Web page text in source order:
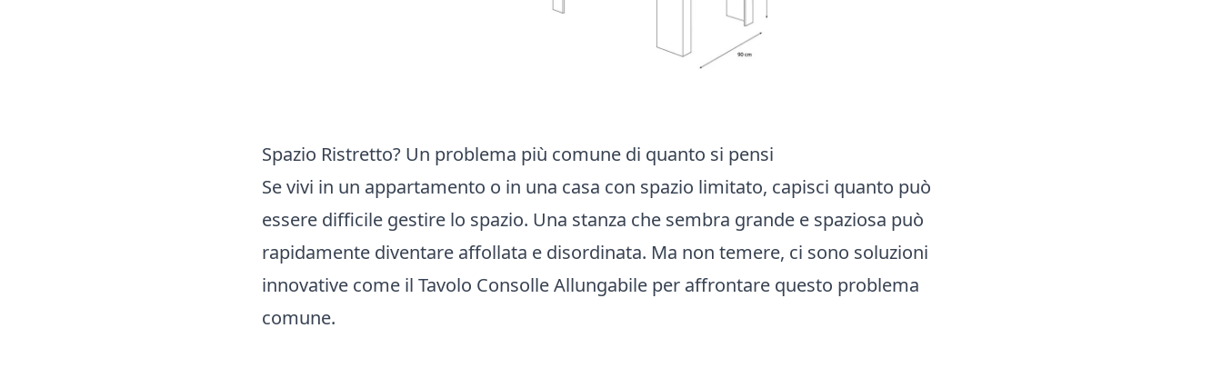
Spazio Ristretto? Un problema più comune di quanto si pensi
Se vivi in un appartamento o in una casa con spazio limitato, capisci quanto può
essere difficile gestire lo spazio. Una stanza che sembra grande e spaziosa può
rapidamente diventare affollata e disordinata. Ma non temere, ci sono soluzioni
innovative come il Tavolo Consolle Allungabile per affrontare questo problema
comune.